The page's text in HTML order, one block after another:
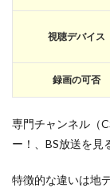
視聴デバイス
録画の可否
専門チャンネル（
ー！、BS放送を見
特徴的な違いは地